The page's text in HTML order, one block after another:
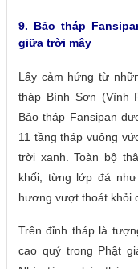
9. Bảo tháp
giữa trời mây
Lấy cảm hứng từ
tháp Bình Sơn (Vĩnh
Bảo tháp Fansipan
11 tầng tháp vuông
trời xanh. Toàn bộ
khối, từng lớp đá
hương vượt thoát khỏi
Trên đỉnh tháp là
cao quý trong Phật